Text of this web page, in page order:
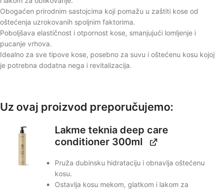
Uz ovaj proizvod preporučujemo:
Lakme teknia deep care
conditioner 300ml
Pruža dubinsku hidrataciju i obnavlja oštećenu
kosu.
Ostavlja kosu mekom, glatkom i lakom za
Obogaćen prirodnim sastojcima koji pomažu u zaštiti kose od
oštećenja uzrokovanih spoljnim faktorima.
Poboljšava elastičnost i otpornost kose, smanjujući lomljenje i
pucanje vrhova.
Idealno za sve tipove kose, posebno za suvu i oštećenu kosu kojoj
je potrebna dodatna nega i revitalizacija.